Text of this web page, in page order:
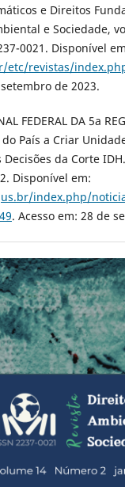
e Direitos
e Sociedade,
0021. Disponível
etc/revistas/
de 2023.
FEDERAL DA 5a
País a Criar
da Corte IDH.
Disponível em:
index.php/
. Acesso em: 28 de